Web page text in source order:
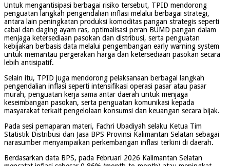
Untuk mengantisipasi berbagai risiko tersebut, TPID mendorong
penguatan langkah pengendalian inflasi melalui berbagai strategi,
antara lain peningkatan produksi komoditas pangan strategis seperti
cabai dan daging ayam ras, optimalisasi peran BUMD pangan dalam
menjaga ketersediaan pasokan dan distribusi, serta penguatan
kebijakan berbasis data melalui pengembangan early warning system
untuk memantau pergerakan harga dan ketersediaan pasokan secara
lebih antisipatif.
Selain itu, TPID juga mendorong pelaksanaan berbagai langkah
pengendalian inflasi seperti intensifikasi operasi pasar atau pasar
murah, penguatan kerja sama antar daerah untuk menjaga
keseimbangan pasokan, serta penguatan komunikasi kepada
masyarakat terkait pengelolaan konsumsi dan keuangan secara bijak.
Pada sesi pemaparan materi, Fachri Ubadiyah selaku Ketua Tim
Statistik Distribusi dan Jasa BPS Provinsi Kalimantan Selatan sebagai
narasumber menyampaikan perkembangan inflasi terkini di daerah.
Berdasarkan data BPS, pada Februari 2026 Kalimantan Selatan